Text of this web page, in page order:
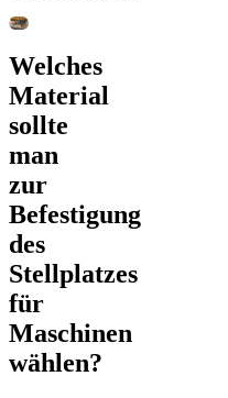
Welches
Material
sollte
man
zur
Befestigung
des
Stellplatzes
für
Maschinen
wählen?